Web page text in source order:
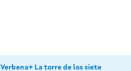
Verbena+ La torre de los siete